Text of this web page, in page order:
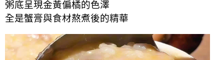
粥底呈現金黃偏橘的色澤
全是蟹膏與食材熬煮後的精華